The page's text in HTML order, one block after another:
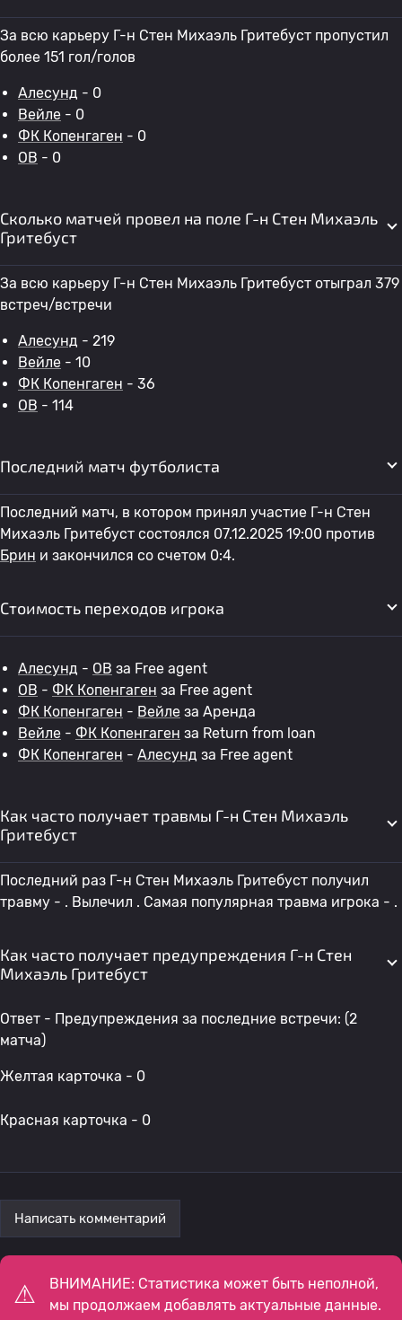
За всю карьеру Г-н Стен Михаэль Гритебуст пропустил
более 151 гол/голов
Алесунд - 0
Вейле - 0
ФК Копенгаген - 0
OB - 0
Сколько матчей провел на поле Г-н Стен Михаэль
Гритебуст
За всю карьеру Г-н Стен Михаэль Гритебуст отыграл 379
встреч/встречи
Алесунд - 219
Вейле - 10
ФК Копенгаген - 36
OB - 114
Последний матч футболиста
Последний матч, в котором принял участие Г-н Стен
Михаэль Гритебуст состоялся 07.12.2025 19:00 против
Брин и закончился со счетом 0:4.
Стоимость переходов игрока
Алесунд - OB за Free agent
OB - ФК Копенгаген за Free agent
ФК Копенгаген - Вейле за Аренда
Вейле - ФК Копенгаген за Return from loan
ФК Копенгаген - Алесунд за Free agent
Как часто получает травмы Г-н Стен Михаэль
Гритебуст
Последний раз Г-н Стен Михаэль Гритебуст получил
травму - . Вылечил . Самая популярная травма игрока - .
Как часто получает предупреждения Г-н Стен
Михаэль Гритебуст
Ответ - Предупреждения за последние встречи: (2
матча)
Желтая карточка - 0
Красная карточка - 0
Написать комментарий
ВНИМАНИЕ: Статистика может быть неполной,
мы продолжаем добавлять актуальные данные.